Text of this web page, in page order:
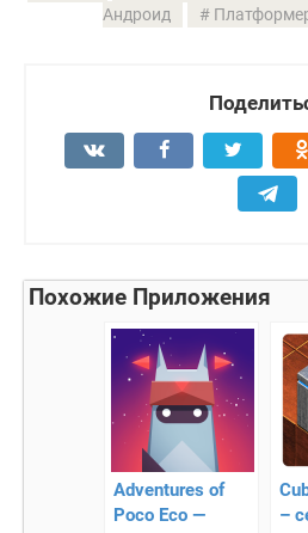
Андроид
Похожие Приложения
Adventures of
Poco Eco —
–